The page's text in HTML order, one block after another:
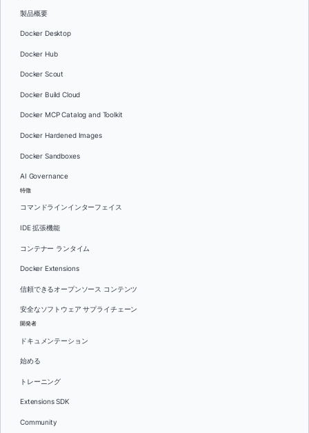
製品概要
Docker Desktop
Docker Hub
Docker Scout
Docker Build Cloud
Docker MCP Catalog and Toolkit
Docker Hardened Images
Docker Sandboxes
AI Governance
特徴
コマンドラインインターフェイス
IDE 拡張機能
コンテナー ランタイム
Docker Extensions
信頼できるオープンソース コンテンツ
安全なソフトウェア サプライチェーン
開発者
ドキュメンテーション
始める
トレーニング
Extensions SDK
Community